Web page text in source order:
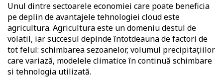
Unul dintre sectoarele economiei care poate beneficia
pe deplin de avantajele tehnologiei cloud este
agricultura. Agricultura este un domeniu destul de
volatil, iarsuccesul depinde întotdeauna de factori de
tot felul: schimbarea sezoanelor, volumul precipitațiilor
care variază, modelele climatice în continuă schimbare
si tehnologia utilizată.